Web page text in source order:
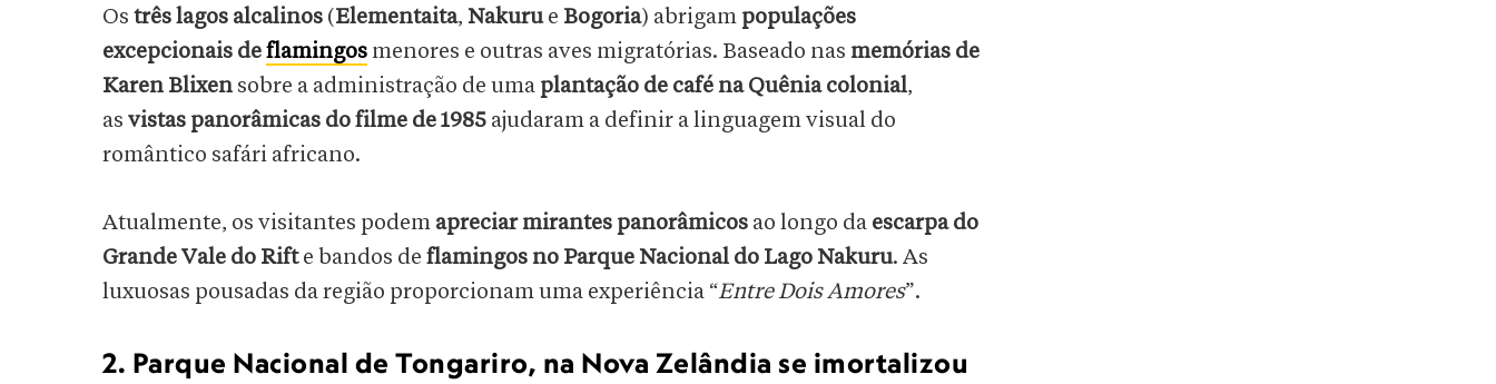
Os três lagos alcalinos (Elementaita, Nakurue Bogoria) abrigam populações
excepcionais deflamingos menores e outras aves migratórias. Baseado nas memórias de
Karen Blixen sobre a administração de uma plantação de café na Quênia colonial,
as vistas panorâmicas do filme de 1985 ajudaram a definir a linguagem visual do
romântico safári africano.
Atualmente, os visitantes podem apreciar mirantes panorâmicos ao longo da escarpa do
Grande Vale do Rifte bandos de flamingos no Parque Nacional do Lago Nakuru. As
luxuosas pousadas da região proporcionam uma experiência “Entre Dois Amores”.
2. Parque Nacional de Tongariro, na Nova Zelândia se imortalizou